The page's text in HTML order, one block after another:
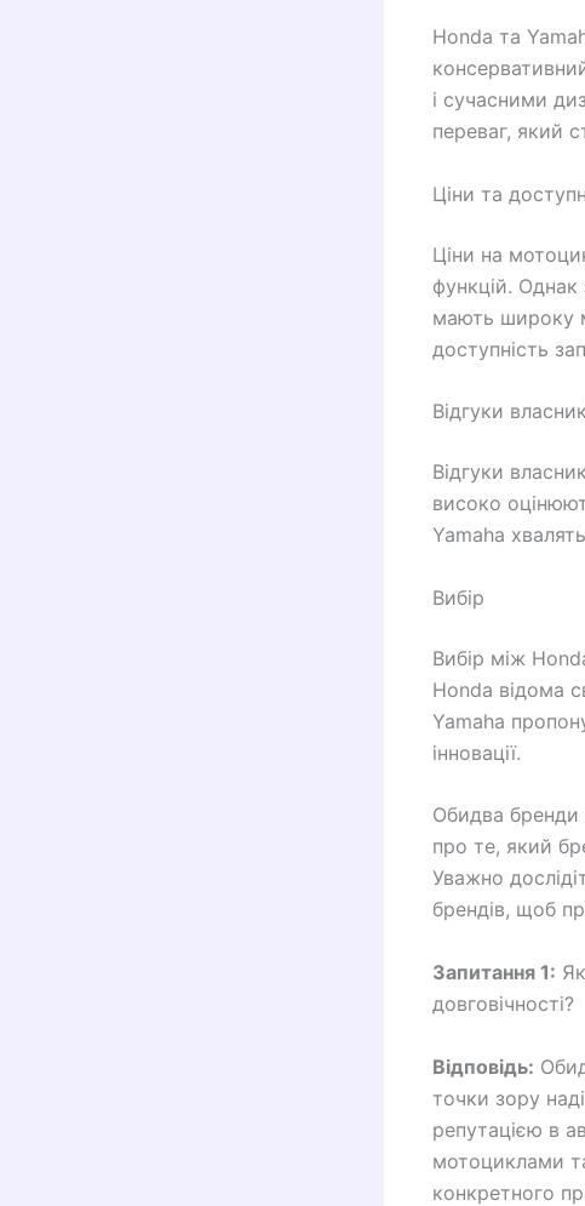
Honda та
і сучасними
переваг, який
Ціни та
Ціни на
функцій.
мають широку
доступність
Відгуки
Відгуки
високо
Yamaha
Вибір
Вибір між
Honda відома
Yamaha
інновації.
Обидва бренди
про те, який
Уважно
брендів, щоб
Запитання 1:
довговічності?
Відповідь:
точки зору
репутацією в
мотоциклами
конкретного